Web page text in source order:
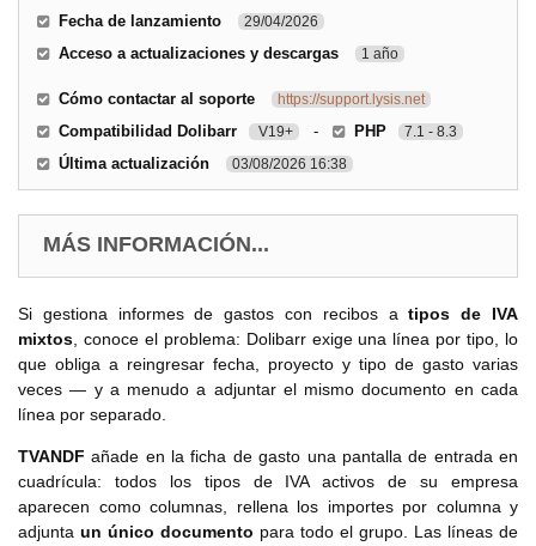
Fecha de lanzamiento 29/04/2026
Acceso a actualizaciones y descargas 1 año
Cómo contactar al soporte https://support.lysis.net
Compatibilidad Dolibarr V19+ - PHP 7.1 - 8.3
Última actualización 03/08/2026 16:38
MÁS INFORMACIÓN...
Si gestiona informes de gastos con recibos atipos de IVA
mixtos, conoce el problema: Dolibarr exige una línea por tipo, lo
que obliga a reingresar fecha, proyecto y tipo de gasto varias
veces — y a menudo a adjuntar el mismo documento en cada
línea por separado.
TVANDF añade en la ficha de gasto una pantalla de entrada en
cuadrícula: todos los tipos de IVA activos de su empresa
aparecen como columnas, rellena los importes por columna y
adjunta un único documento para todo el grupo. Las líneas de